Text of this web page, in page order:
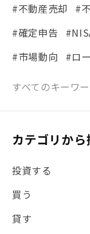
#不動産売却
#
#確定申告
#市場動向
#ロ
#シミュレーシ
#REIT
#新型コ
#団体信用生命保険
#書類
すべてのキーワ
カテゴリから
投資する
買う
貸す